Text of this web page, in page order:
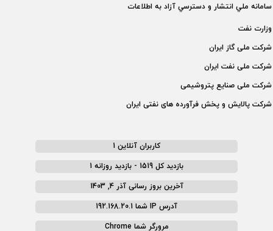
سامانه ملي انتشار و دسترسي آزاد به اطلاعات
وزارت نفت
شركت ملی گاز ايران
شركت ملی نفت ايران
شركت ملی صنايع پتروشيمی
شركت پالايش و پخش فرآورده های نفتی ايران
کاربران آنلاین 1
بازدید کل 1519 - بازدید روزانه 1
آخرین بروز رسانی آذر 4, 1403
آدرس IP شما 192.168.20.1
مرورگر شما Chrome